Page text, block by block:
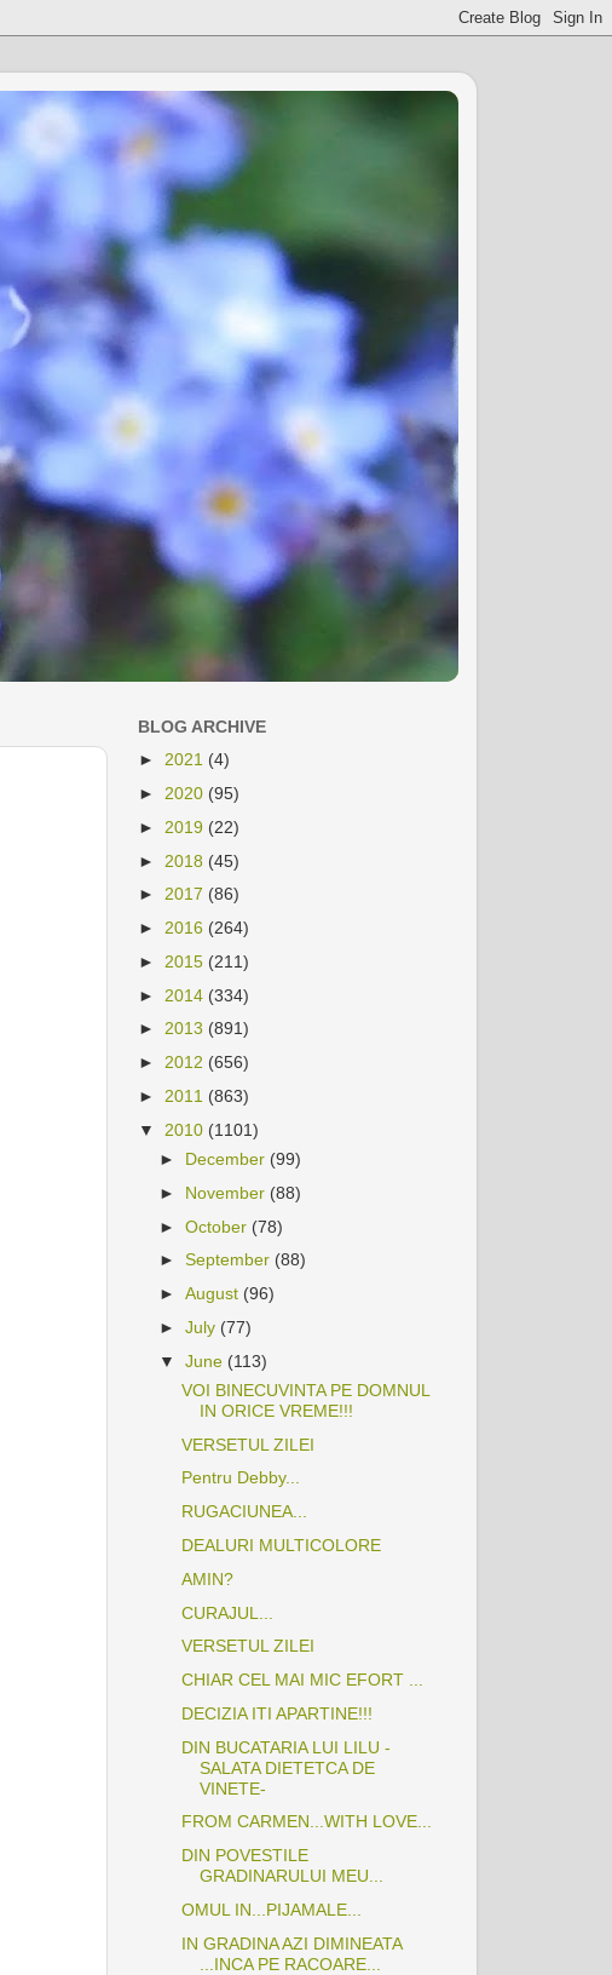
BLOG ARCHIVE
► 2021 (4)
► 2020 (95)
► 2019 (22)
► 2018 (45)
► 2017 (86)
► 2016 (264)
► 2015 (211)
► 2014 (334)
► 2013 (891)
► 2012 (656)
► 2011 (863)
▼ 2010 (1101)
► December (99)
► November (88)
►October (78)
►September (88)
►August (96)
►July (77)
▼June (113)
VOI BINECUVINTA PE DOMNUL
IN ORICE VREME!!!
VERSETUL ZILEI
Pentru Debby...
RUGACIUNEA...
DEALURI MULTICOLORE
AMIN?
CURAJUL...
VERSETUL ZILEI
CHIAR CEL MAI MIC EFORT ...
DECIZIA ITI APARTINE!!!
DIN BUCATARIA LUI LILU -
SALATA DIETETCA DE
VINETE-
FROM CARMEN...WITH LOVE...
DIN POVESTILE
GRADINARULUI MEU...
OMUL IN...PIJAMALE...
IN GRADINA AZI DIMINEATA
...INCA PE RACOARE...